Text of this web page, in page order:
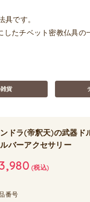
です。
たチベット密教仏具の
貨
ドラ(帝釈天)の武器ド
バーアクセサリー
(税込)
番号